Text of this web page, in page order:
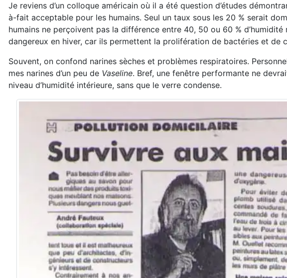
Je reviens d’un colloque américain où il a été question d’études
à-fait acceptable pour les humains. Seul un taux sous les 20 % serait
humains ne perçoivent pas la différence entre 40, 50 ou 60 %
dangereux en hiver, car ils permettent la prolifération de bactéries et de
Souvent, on confond narines sèches et problèmes respiratoires.
mes narines d’un peu de Vaseline. Bref, une fenêtre performante ne
niveau d’humidité intérieure, sans que le verre condense.